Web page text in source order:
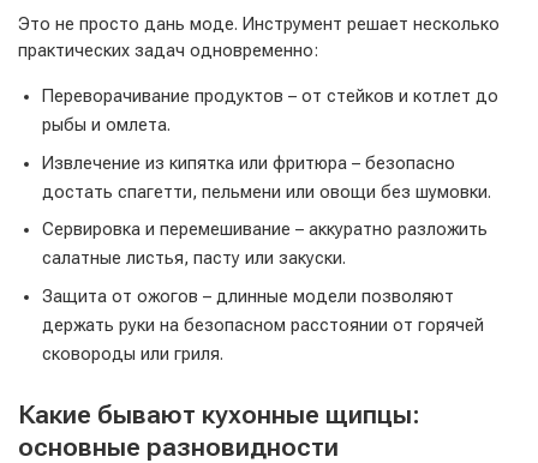
Это не просто дань моде. Инструмент решает несколько
практических задач одновременно:
Переворачивание продуктов – от стейков и котлет до
рыбы и омлета.
Извлечение из кипятка или фритюра – безопасно
достать спагетти, пельмени или овощи без шумовки.
Сервировка и перемешивание – аккуратно разложить
салатные листья, пасту или закуски.
Защита от ожогов – длинные модели позволяют
держать руки на безопасном расстоянии от горячей
сковороды или гриля.
Какие бывают кухонные щипцы:
основные разновидности